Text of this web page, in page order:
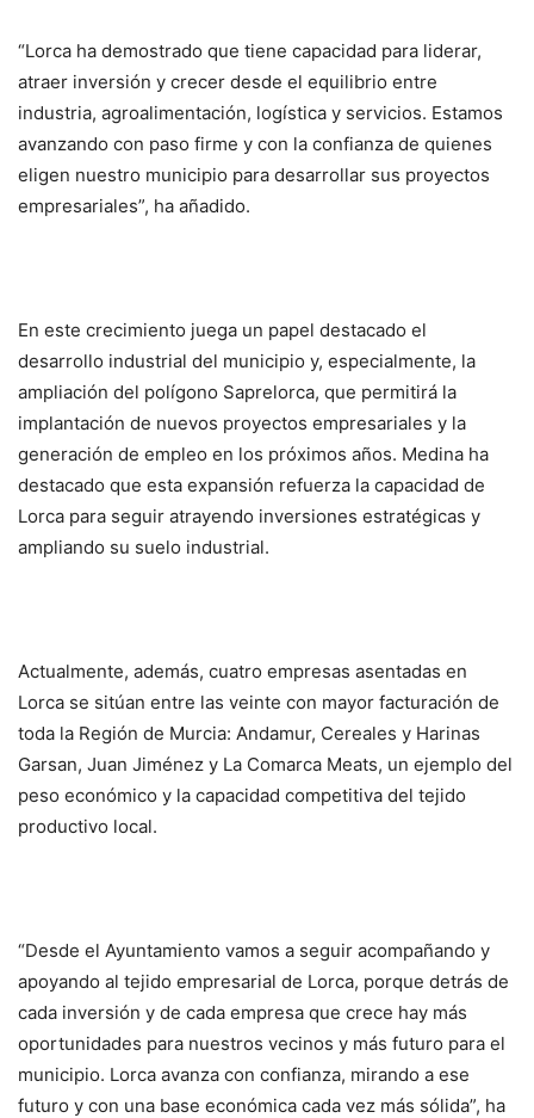
“Lorca ha demostrado que tiene capacidad para liderar,
atraer inversión y crecer desde el equilibrio entre
industria, agroalimentación, logística y servicios. Estamos
avanzando con paso firme y con la confianza de quienes
eligen nuestro municipio para desarrollar sus proyectos
empresariales”, ha añadido.
En este crecimiento juega un papel destacado el
desarrollo industrial del municipio y, especialmente, la
ampliación del polígono Saprelorca, que permitirá la
implantación de nuevos proyectos empresariales y la
generación de empleo en los próximos años. Medina ha
destacado que esta expansión refuerza la capacidad de
Lorca para seguir atrayendo inversiones estratégicas y
ampliando su suelo industrial.
Actualmente, además, cuatro empresas asentadas en
Lorca se sitúan entre las veinte con mayor facturación de
toda la Región de Murcia: Andamur, Cereales y Harinas
Garsan, Juan Jiménez y La Comarca Meats, un ejemplo del
peso económico y la capacidad competitiva del tejido
productivo local.
“Desde el Ayuntamiento vamos a seguir acompañando y
apoyando al tejido empresarial de Lorca, porque detrás de
cada inversión y de cada empresa que crece hay más
oportunidades para nuestros vecinos y más futuro para el
municipio. Lorca avanza con confianza, mirando a ese
futuro y con una base económica cada vez más sólida”, ha